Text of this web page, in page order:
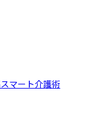
マート介護術